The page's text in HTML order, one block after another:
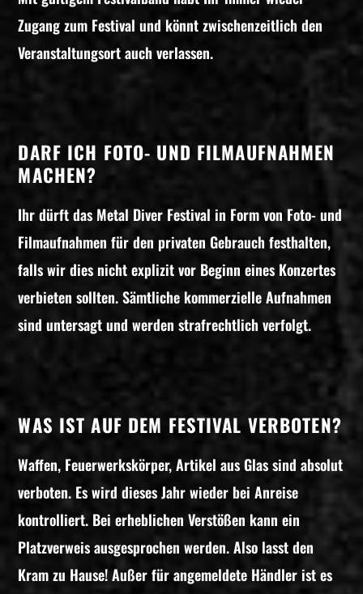
Zugang zum Festival und könnt zwischenzeitlich den
Veranstaltungsort auch verlassen.
DARF ICH FOTO- UND FILMAUFNAHMEN
MACHEN?
Ihr dürft das Metal Diver Festival in Form von Foto- und
Filmaufnahmen für den privaten Gebrauch festhalten,
falls wir dies nicht explizit vor Beginn eines Konzertes
verbieten sollten. Sämtliche kommerzielle Aufnahmen
sind untersagt und werden strafrechtlich verfolgt.
WAS IST AUF DEM FESTIVAL VERBOTEN?
Waffen, Feuerwerkskörper, Artikel aus Glas sind absolut
verboten. Es wird dieses Jahr wieder bei Anreise
kontrolliert. Bei erheblichen Verstößen kann ein
Platzverweis ausgesprochen werden. Also lasst den
Kram zu Hause! Außer für angemeldete Händler ist es